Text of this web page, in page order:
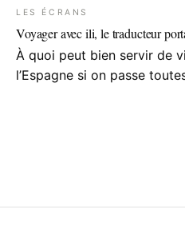
LES ÉCRANS
Voyager avec ili, le traducteur
À quoi peut bien servir de
l’Espagne si on passe